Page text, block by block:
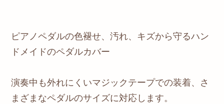
ピアノペダルの色褪せ、汚れ、キズから守るハン
ドメイドのペダルカバー
演奏中も外れにくいマジックテープでの装着、さ
まざまなペダルのサイズに対応します。